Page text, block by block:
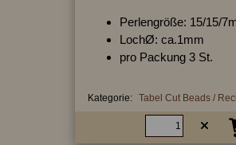
Perlengröße: 15/15/
LochØ: ca.1mm
pro Packung 3 St.
Kategorie: Tabel Cut Beads /